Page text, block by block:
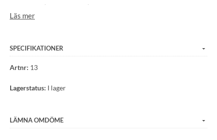
Jägarsnus (nötblandning).
Apelsinklyftor.
Godis.
Pengar och kreditkort.
lättillgängligt för snabb energi.
Storlek: Längd: 10,6 cm, bredd: 6,8 cm, höjd: 4,0 cm.
Läs mer
SPECIFIKATIONER
Artnr: 13
Lagerstatus: I lager
LÄMNA OMDÖME